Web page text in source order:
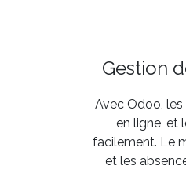
Gestion
Avec Odoo,
en ligne, et
facilement. Le
et les